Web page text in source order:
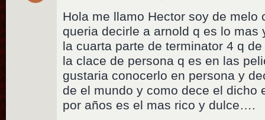
Hola me llamo Hector soy de melo
queria decirle a arnold q es lo mas
la cuarta parte de terminator 4 q
la clace de persona q es en las
gustaria conocerlo en persona y
de el mundo y como dece el dicho
por años es el mas rico y dulce….